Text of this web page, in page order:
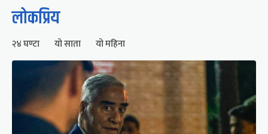
लोकप्रिय
२४ घण्टा यो साता यो महिना